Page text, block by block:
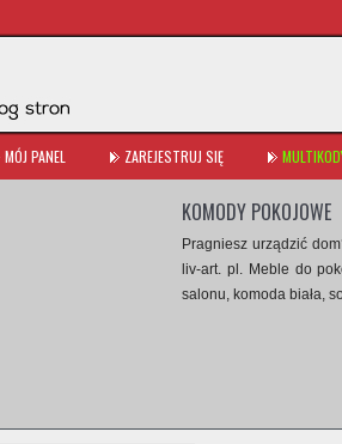
MÓJ PANEL ZAREJESTRUJ SIĘ
KOMODY POKOJOWE
Pragniesz urządzić dom?
liv-art. pl. Meble do
salonu, komoda biała,